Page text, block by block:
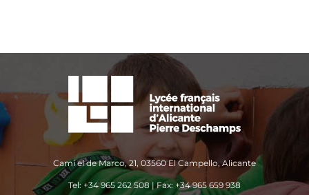
Camí el de Marco, 21, 03560 El Campello, Alicante
Tel: +34 965 262 508 | Fax: +34 965 659 938